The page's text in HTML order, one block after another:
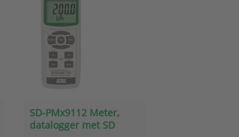
SD-PMx9112 Meter,
datalogger met SD